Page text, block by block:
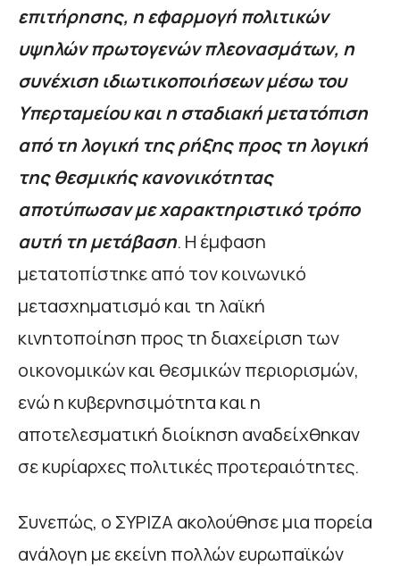
επιτήρησης, η εφαρμογή πολιτικών
υψηλών πρωτογενών πλεονασμάτων, η
συνέχιση ιδιωτικοποιήσεων μέσω του
Υπερταμείου και η σταδιακή μετατόπιση
από τη λογική της ρήξης προς τη λογική
της θεσμικής κανονικότητας
αποτύπωσαν με χαρακτηριστικό τρόπο
αυτή τη μετάβαση. Η έμφαση
μετατοπίστηκε από τον κοινωνικό
μετασχηματισμό και τη λαϊκή
κινητοποίηση προς τη διαχείριση των
οικονομικών και θεσμικών περιορισμών,
ενώ η κυβερνησιμότητα και η
αποτελεσματική διοίκηση αναδείχθηκαν
σε κυρίαρχες πολιτικές προτεραιότητες.
Συνεπώς, ο ΣΥΡΙΖΑ ακολούθησε μια πορεία
ανάλογη με εκείνη πολλών ευρωπαϊκών